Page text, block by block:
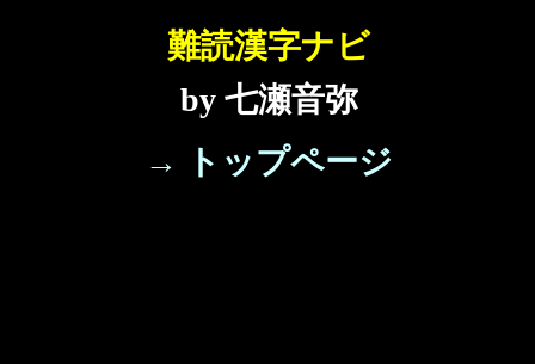
難読漢字ナビ
by 七瀬音弥
→ トップページ